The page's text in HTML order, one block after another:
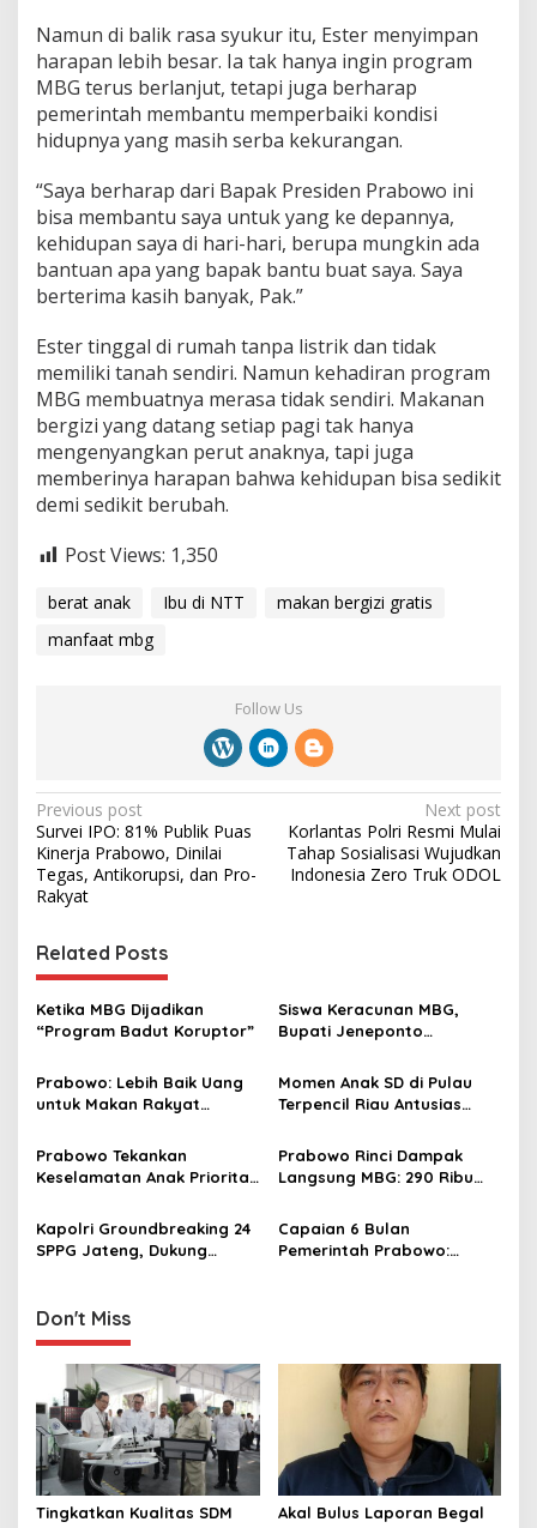
Namun di balik rasa syukur itu, Ester menyimpan
harapan lebih besar. Ia tak hanya ingin program
MBG terus berlanjut, tetapi juga berharap
pemerintah membantu memperbaiki kondisi
hidupnya yang masih serba kekurangan.
“Saya berharap dari Bapak Presiden Prabowo ini
bisa membantu saya untuk yang ke depannya,
kehidupan saya di hari-hari, berupa mungkin ada
bantuan apa yang bapak bantu buat saya. Saya
berterima kasih banyak, Pak.”
Ester tinggal di rumah tanpa listrik dan tidak
memiliki tanah sendiri. Namun kehadiran program
MBG membuatnya merasa tidak sendiri. Makanan
bergizi yang datang setiap pagi tak hanya
mengenyangkan perut anaknya, tapi juga
memberinya harapan bahwa kehidupan bisa sedikit
demi sedikit berubah.
Post Views: 1,350
berat anak Ibu di NTT
makan bergizi gratis
manfaat mbg
Follow Us
P
o
s
t
n
a
v
g
a
t
i
o
n
Previous post
Survei IPO: 81% Publik Puas
Kinerja Prabowo, Dinilai
Tegas, Antikorupsi, dan Pro-
Rakyat
Next post
Korlantas Polri Resmi Mulai
Tahap Sosialisasi Wujudkan
Indonesia Zero Truk ODOL
Related Posts
Ketika MBG Dijadikan
“Program Badut Koruptor”
Siswa Keracunan MBG,
Bupati Jeneponto
Prabowo: Lebih Baik Uang
untuk Makan Rakyat
Momen Anak SD di Pulau
Terpencil Riau Antusias
Perdana Makan Bergizi
Gratis
Prabowo Tekankan
Keselamatan Anak Prioritas
Sekadar Angka
Prabowo Rinci Dampak
Langsung MBG: 290 Ribu
Petani, Nelayan, Peternak
Terlibat
Kapolri Groundbreaking 24
SPPG Jateng, Dukung
Capaian 6 Bulan
Pemerintah Prabowo:
Don't Miss
Tingkatkan Kualitas SDM
Akal Bulus Laporan Begal